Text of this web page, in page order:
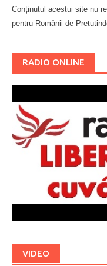
Conținutul acestui site nu
pentru Românii de
RADIO ONLINE
VIDEO